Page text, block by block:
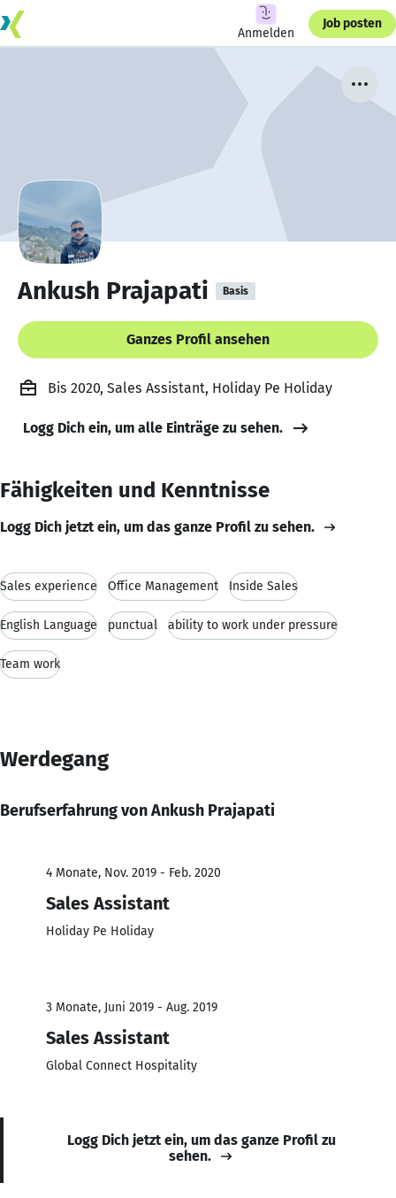
Anmelden
Job posten
Ankush Prajapati Basis
Ganzes Profil ansehen
Bis 2020, Sales Assistant, Holiday Pe Holiday
Logg Dich ein, um alle Einträge zu sehen.
Fähigkeiten und Kenntnisse
Logg Dich jetzt ein, um das ganze Profil zu sehen.
Sales experience Office Management Inside Sales
English Language punctual ability to work under pressure
Team work
Werdegang
Berufserfahrung von Ankush Prajapati
4 Monate, Nov. 2019 - Feb. 2020
Sales Assistant
Holiday Pe Holiday
3 Monate, Juni 2019 - Aug. 2019
Sales Assistant
Global Connect Hospitality
Logg Dich jetzt ein, um das ganze Profil zu
sehen.